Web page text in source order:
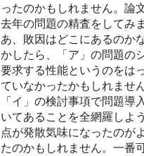
ったのかもしれません。論
去年の問題の精査をしてみ
あ、敗因はどこにあるのか
かしたら、「ア」の問題の
要求する性能というのをは
ていなかったかもしれませ
「イ」の検討事項で問題導
いてあることを全網羅しよ
点が発散気味になったのが
たのかもしれません。一番